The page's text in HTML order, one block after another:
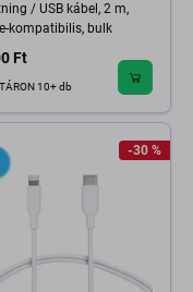
/ USB kábel, 2 m,
kompatibilis, bulk
Ft
10+ db
-30 %